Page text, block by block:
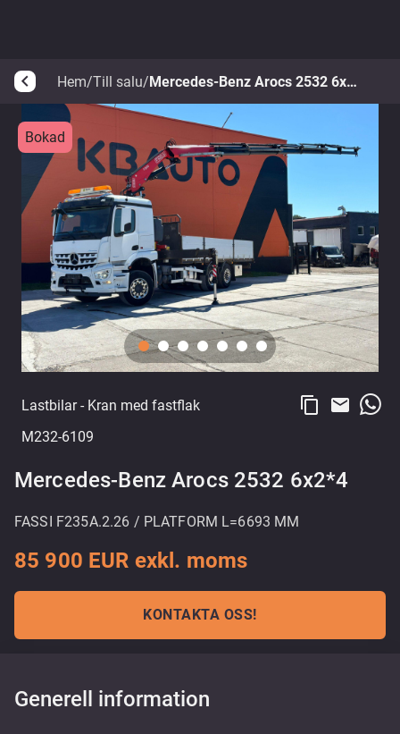
arrow_back_ios Hem/Till salu/ Mercedes-Benz Arocs 2532 6x2*4
Bokad
Lastbilar- Kran med fastflak
M232-6109
content_copy email
Mercedes-Benz Arocs 2532 6x2*4
FASSI F235A.2.26 / PLATFORM L=6693 MM
85 900 EUR exkl. moms
KONTAKTA OSS!
Generell information